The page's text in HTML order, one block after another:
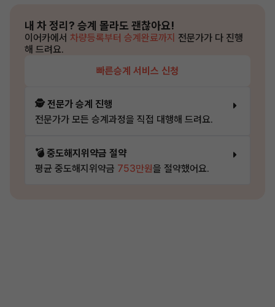
내 차 정리? 승계 몰라도 괜찮아요!
이어카에서 차량등록부터 승계완료까지 전문가가 다 진행
해 드려요.
빠른승계 서비스 신청
🕵️ 전문가 승계 진행
전문가가 모든 승계과정을 직접 대행해 드려요.
💣 중도해지위약금 절약
평균 중도해지위약금 753만원을 절약했어요.